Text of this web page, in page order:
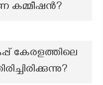
കമ്മീഷന്‍?
കേരളത്തിലെ